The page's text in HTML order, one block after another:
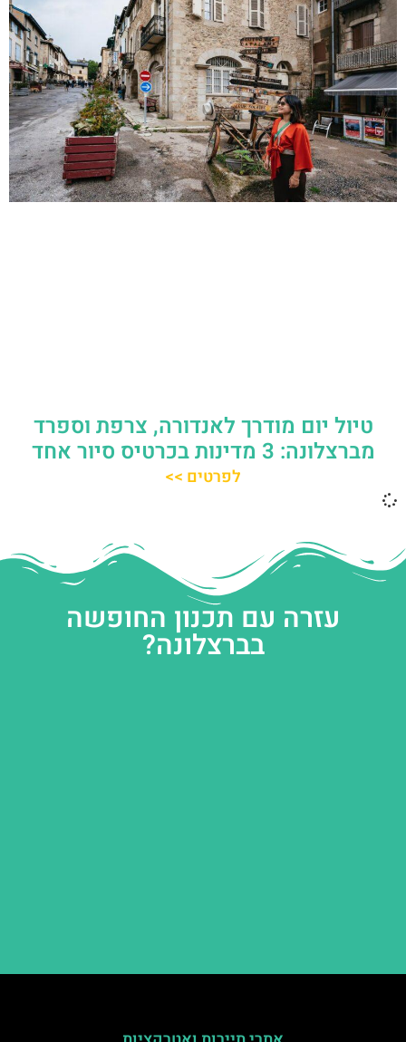
טיול יום מודרך לאנדורה, צרפת וספרד
מברצלונה: 3 מדינות בכרטיס סיור אחד
לפרטים >>
עזרה עם תכנון החופשה
בברצלונה?